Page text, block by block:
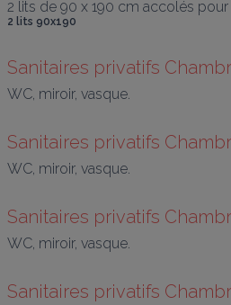
2 lits de 90 x 190 cm accolés
2 lits 90x190
Sanitaires privatifs
WC, miroir, vasque.
Sanitaires privatifs
WC, miroir, vasque.
Sanitaires privatifs
WC, miroir, vasque.
Sanitaires privatifs